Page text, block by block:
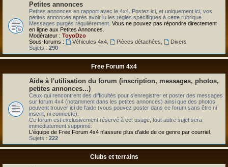
Petites annonces
Petites annonces en rapport avec le 4x4. Postez ici, et uniquement ici, vos
petites annonces après avoir lu les règles spécifiques à cette rubrique.
Messages purgés régulièrement. Vous ne pouvez pas répondre directement
en ligne aux Petites Annonces
Modérateur : ToyoDzo
Sous-forums :
Véhicules 4x4, Pièces détachées
Divers
Sujets : 290
Free Forum 4x4
Aide à l'utilisation du forum (inscription, messages, photos,
petites annonces...)
Ceux qui rencontrent des difficultés pour s'enregistrer et poster des messages
sur forum 4x4 (notamment dans les petites annonces) ainsi que des photos
peuvent trouver ici de l'aide (vous pouvez poster dans ce forum sans être ni
inscrit, ni connecté).
Ce forum est exclusivement réservé à cet usage, tout autre sujet sera
immédiatement supprimé.
L'équipe de Free Forum 4x4 n'assure plus d'aide de ce genre par courriel
Sujets : 222
Clubs et terrains